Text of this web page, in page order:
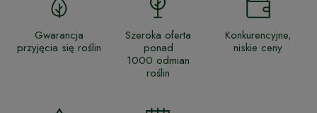
Gwarancja
przyjęcia się roślin
Szeroka oferta
ponad
1000 odmian
roślin
Konkurencyjne,
niskie ceny